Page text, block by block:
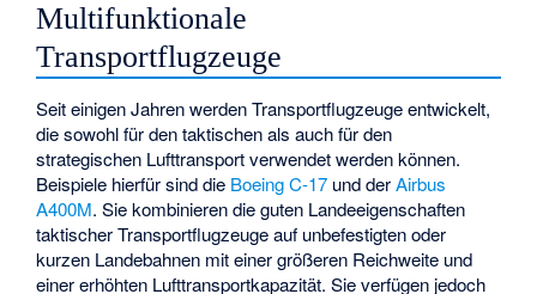
Multifunktionale
Transportflugzeuge
Seit einigen Jahren werden Transportflugzeuge entwickelt,
die sowohl für den taktischen als auch für den
strategischen Lufttransport verwendet werden können.
Beispiele hierfür sind die Boeing C-17 und derAirbus
A400M. Sie kombinieren die guten Landeeigenschaften
taktischer Transportflugzeuge auf unbefestigten oder
kurzen Landebahnen mit einer größeren Reichweite und
einer erhöhten Lufttransportkapazität. Sie verfügen jedoch